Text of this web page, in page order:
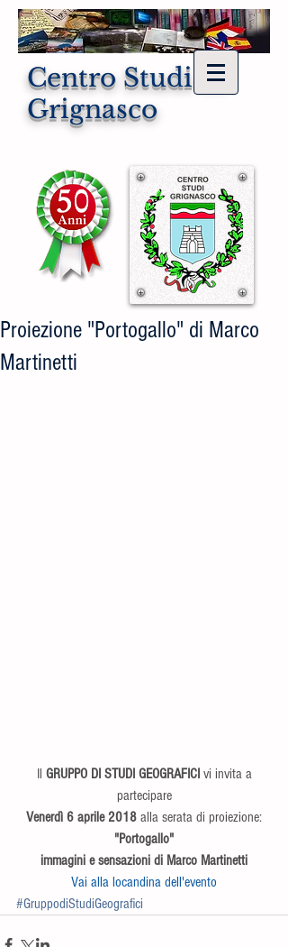
Centro Studi di
Grignasco
Proiezione "Portogallo" di Marco
Martinetti
Il GRUPPO DI STUDI GEOGRAFICI vi invita a
partecipare
Venerdì 6 aprile 2018 alla serata di proiezione:
"Portogallo"
immagini e sensazioni di Marco Martinetti
Vai alla locandina dell'evento
#GruppodiStudiGeografici